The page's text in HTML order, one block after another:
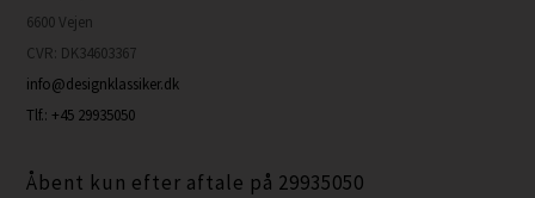
6600 Vejen
CVR: DK34603367
info@designklassiker.dk
Tlf.: +45 29935050
Åbent kun efter aftale på 29935050